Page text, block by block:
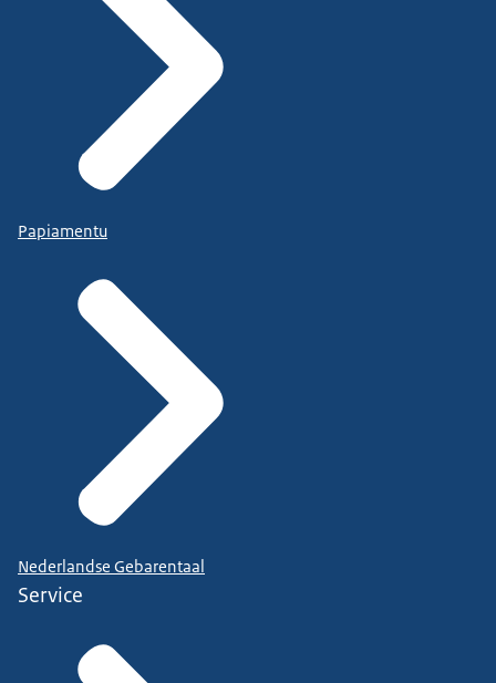
Papiamentu
Nederlandse Gebarentaal
Service